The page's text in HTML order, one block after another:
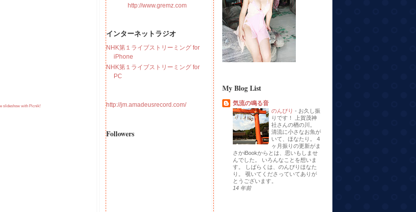
slideshow with Picnik!
My Blog List
気流の鳴る音
のんびり - お久し振
りです！ 上賀茂神
社さんの楢の川。
清流に小さなお魚が
いて、ほなたり。 4
ヶ月振りの更新がま
さかiBookからとは、思いもしませ
んでした。 いろんなことを想いま
す。 しばらくは、のんびりほなた
り。 覗いてくださっていてありが
とうございます。
14 年前
http://www.gremz.com
インターネットラジオ
NHK第１ライブストリーミング for
iPhone
NHK第１ライブストリーミング for
PC
http://jm.amadeusrecord.com/
Followers